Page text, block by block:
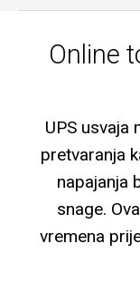
Online
UPS usvaja
pretvaranja
napajanja
snage.
vremena